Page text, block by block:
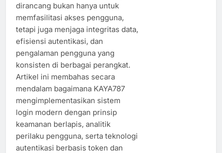
dirancang bukan hanya untuk
memfasilitasi akses pengguna,
tetapi juga menjaga integritas data,
efisiensi autentikasi, dan
pengalaman pengguna yang
konsisten di berbagai perangkat.
Artikel ini membahas secara
mendalam bagaimana KAYA787
mengimplementasikan sistem
login modern dengan prinsip
keamanan berlapis, analitik
perilaku pengguna, serta teknologi
autentikasi berbasis token dan